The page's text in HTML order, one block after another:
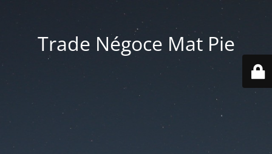
Trade Négoce Mat Pie